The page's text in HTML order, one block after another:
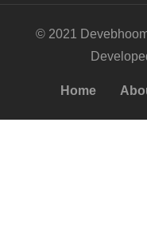
© 2021
Home